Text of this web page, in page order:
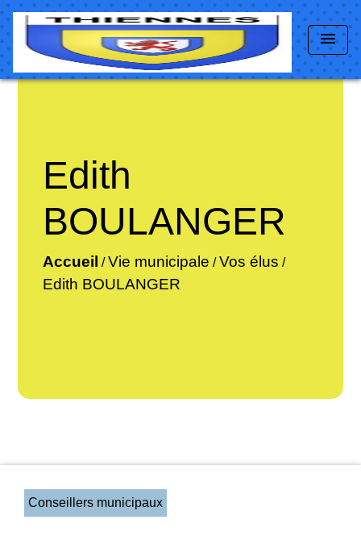
menu
Edith
BOULANGER
Accueil /Vie municipale /Vos élus /
Edith BOULANGER
Conseillers municipaux